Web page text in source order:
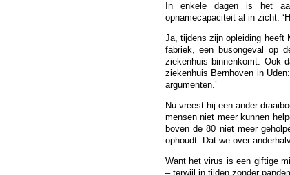
In enkele dagen is het
opnamecapaciteit al in zicht.
Ja, tijdens zijn opleiding heeft
fabriek, een busongeval op
ziekenhuis binnenkomt. Ook
ziekenhuis Bernhoven in
argumenten.’
Nu vreest hij een ander
mensen niet meer kunnen
boven de 80 niet meer
ophoudt. Dat we over
Want het virus is een giftige
– terwijl in tijden zonder